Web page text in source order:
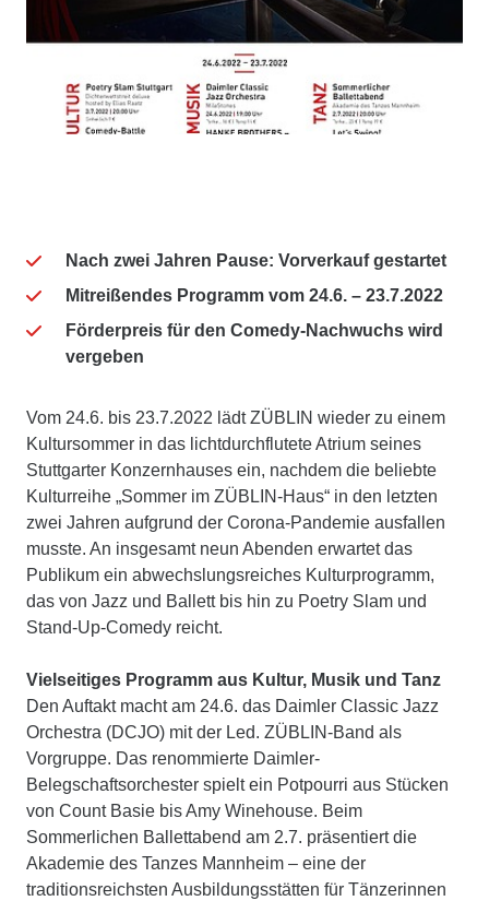
Nach zwei Jahren Pause: Vorverkauf gestartet
Mitreißendes Programm vom 24.6. – 23.7.2022
Förderpreis für den Comedy-Nachwuchs wird
vergeben
Vom 24.6. bis 23.7.2022 lädt ZÜBLIN wieder zu einem
Kultursommer in das lichtdurchflutete Atrium seines
Stuttgarter Konzernhauses ein, nachdem die beliebte
Kulturreihe „Sommer im ZÜBLIN-Haus“ in den letzten
zwei Jahren aufgrund der Corona-Pandemie ausfallen
musste. An insgesamt neun Abenden erwartet das
Publikum ein abwechslungsreiches Kulturprogramm,
das von Jazz und Ballett bis hin zu Poetry Slam und
Stand-Up-Comedy reicht.
Vielseitiges Programm aus Kultur, Musik und Tanz
Den Auftakt macht am 24.6. das Daimler Classic Jazz
Orchestra (DCJO) mit der Led. ZÜBLIN-Band als
Vorgruppe. Das renommierte Daimler-
Belegschaftsorchester spielt ein Potpourri aus Stücken
von Count Basie bis Amy Winehouse. Beim
Sommerlichen Ballettabend am 2.7. präsentiert die
Akademie des Tanzes Mannheim – eine der
traditionsreichsten Ausbildungsstätten für Tänzerinnen